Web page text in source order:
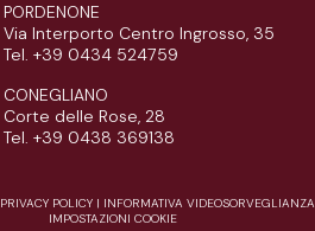
PORDENONE
Via Interporto Centro Ingrosso, 35
Tel. +39 0434 524759
CONEGLIANO
Corte delle Rose, 28
Tel. +39 0438 369138
PRIVACY POLICY | INFORMATIVA VIDEOSORVEGLIANZA
IMPOSTAZIONI COOKIE